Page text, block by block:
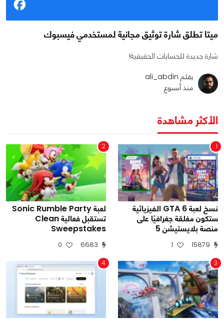
ميتا تطلق شارة توثيق مجانية لمستخدمي فيسبوك
شارة جديدة للحسابات الحقيقية!
بقلم ali_abdin
منذ أسبوع
الأكثر مشاهدة
1
نسخ لعبة GTA 6 الفيزيائية
ستكون مغلقة جغرافيًا على
منصة بلايستيشن 5
15879
1
2
لعبة Sonic Rumble Party
تستقبل فعالية Clean
Sweepstakes
6683
0
3
4